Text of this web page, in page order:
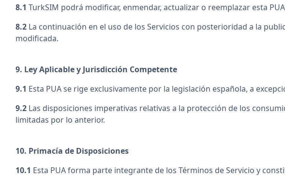
8.1 TurkSIM podrá modificar, enmendar, actualizar o reemplazar esta
8.2 La continuación en el uso de los Servicios con posterioridad a la
modificada.
9. Ley Aplicable y Jurisdicción Competente
9.1 Esta PUA se rige exclusivamente por la legislación española, a
9.2 Las disposiciones imperativas relativas a la protección de los
limitadas por lo anterior.
10. Primacía de Disposiciones
10.1 Esta PUA forma parte integrante de los Términos de Servicio y